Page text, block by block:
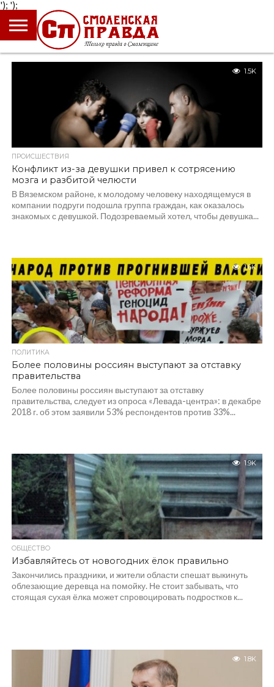
');
ГЛАВНАЯ
НОВОСТИ
ПРОИСШЕСТВИЯ
ПОЛИТИКА
КУЛЬТУРА
ЭКОНОМИКА
ОБЩЕСТВО
БЛОГИ
1.5K
ПРОИСШЕСТВИЯ
Конфликт из-за девушки привел к сотрясению
мозга и разбитой челюсти
В Вяземском районе, к молодому человеку находящемуся в
компании подруги подошла группа граждан, как оказалось
знакомых с девушкой. Подозреваемый хотел, чтобы девушка...
1.6K
ПОЛИТИКА
Более половины россиян выступают за отставку
правительства
Более половины россиян выступают за отставку
правительства, следует из опроса «Левада-центра»: в декабре
2018 г. об этом заявили 53% респондентов против 33%...
1.9K
ОБЩЕСТВО
Избавляйтесь от новогодних ёлок правильно
Закончились праздники, и жители области спешат выкинуть
облезающие деревца на помойку. Не стоит забывать, что
стоящая сухая ёлка может спровоцировать подростков к...
1.8K
');